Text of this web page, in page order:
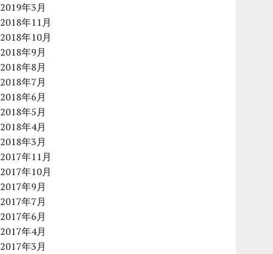
2019年3月
2018年11月
2018年10月
2018年9月
2018年8月
2018年7月
2018年6月
2018年5月
2018年4月
2018年3月
2017年11月
2017年10月
2017年9月
2017年7月
2017年6月
2017年4月
2017年3月